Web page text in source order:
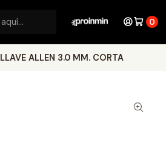
0
LLAVE ALLEN 3.0 MM. CORTA